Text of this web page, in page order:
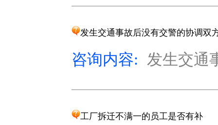
发生交通事故后没有交警的协调双
咨询内容: 发生交通
工厂拆迁不满一的员工是否有补